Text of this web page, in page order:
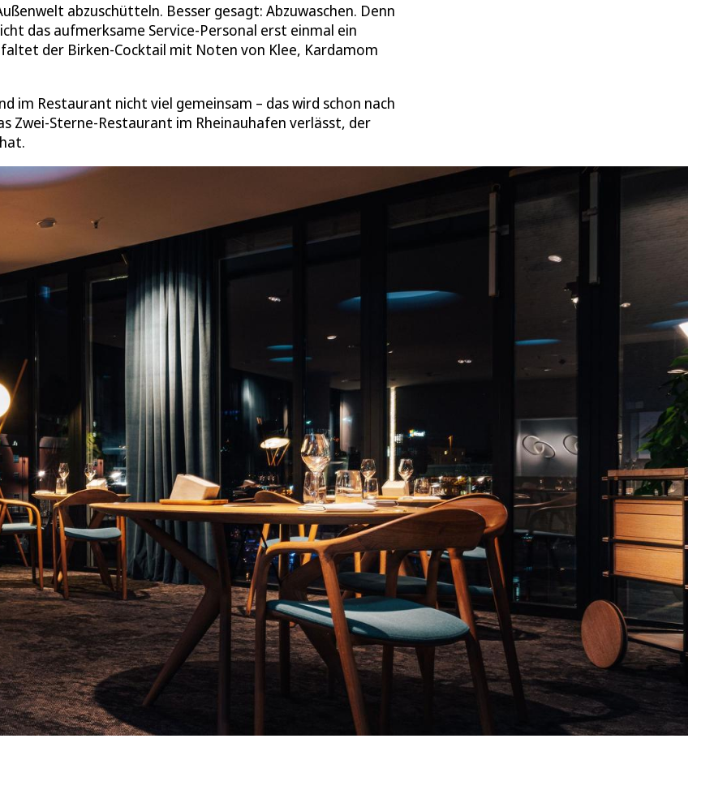
abzuschütteln. Besser gesagt: Abzuwaschen. Denn
das aufmerksame Service-Personal erst einmal ein
der Birken-Cocktail mit Noten von Klee, Kardamom
im Restaurant nicht viel gemeinsam – das wird schon nach
Zwei-Sterne-Restaurant im Rheinauhafen verlässt, der